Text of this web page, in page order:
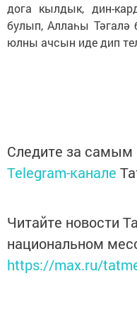
дога кылдык, дин-
булып, Аллаһы Тәгалә
юлны ачсын иде дип
Следите за
Telegram-канале
Читайте новости
национальном
https://max.ru/